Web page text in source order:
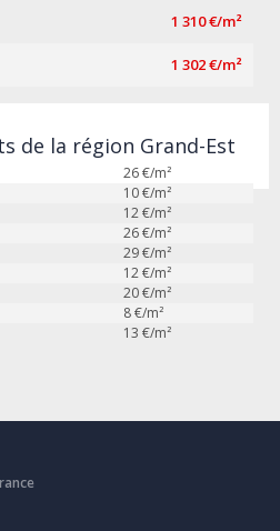
1 310 €/m²
1 302 €/m²
de la région Grand-Est
26€/m²
10€/m²
12€/m²
26€/m²
29€/m²
12€/m²
20€/m²
8€/m²
13 €/m²